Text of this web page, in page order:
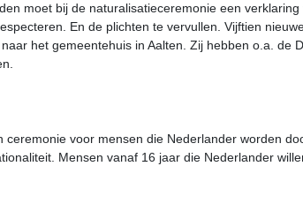
moet bij de naturalisatieceremonie een
En de plichten te vervullen. Vijftien
het gemeentehuis in Aalten. Zij hebben o.a.
ceremonie voor mensen die Nederlander worden
Mensen vanaf 16 jaar die Nederlander